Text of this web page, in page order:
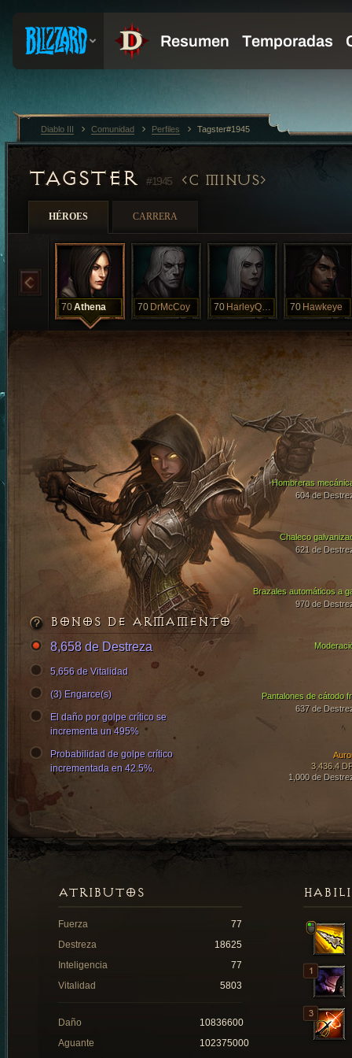
TAGSTER #1945 C MINUS
HÉROES CARRERA
70Athena 70 DrMcCoy 70 HarleyQuinn 70 Hawkeye
Chaleco
621 de
Brazales automáticos a
970 de
Hombreras
604 de
Pantalones de cátodo
637 de
3,436.4
1,000 de
BONOS DE ARMAMENTO
8,658 de Destreza
5,656 de Vitalidad
(3) Engarce(s)
El daño por golpe crítico se
incrementa un 495%
Probabilidad de golpe crítico
incrementada en 42.5%.
ATRIBUTOS
Fuerza
77
Destreza
18625
Inteligencia
77
Vitalidad
5803
Daño
10836600
Aguante
102375000
Diablo III Comunidad Perfiles Tagster#1945